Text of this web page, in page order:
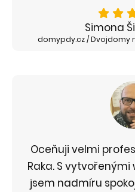
Simona
domypdy.cz / Dvojdomy
Oceňuji velmi
Raka. S
jsem nadmíru